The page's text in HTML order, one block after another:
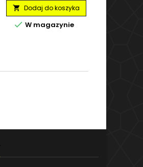
 Dodaj do koszyka
 W magazynie